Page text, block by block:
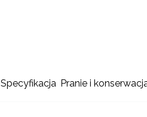
Specyfikacja Pranie i